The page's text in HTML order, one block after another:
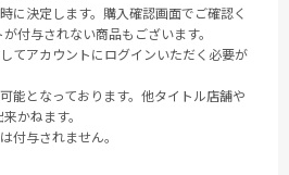
に決定します。購入確認画面でご確認く
付与されない商品もございます。
てアカウントにログインいただく必要が
能となっております。他タイトル店舗や
かねます。
付与されません。